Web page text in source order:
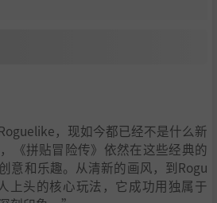
，现如今都已经不是什么新
《拼贴冒险传》依然在这些经典的
意和乐趣。从清新的画风，到Rogu
上头的核心玩法，它成功用独属于